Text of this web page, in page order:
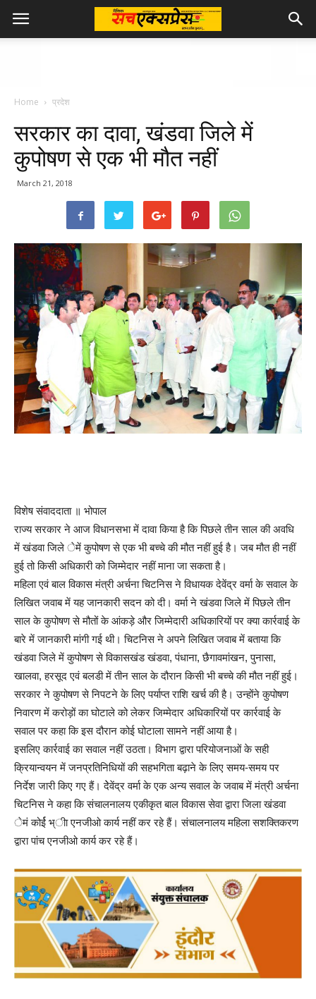
Home प्रदेश
सरकार का दावा, खंडवा जिले में
कुपोषण से एक भी मौत नहीं
March 21, 2018
विशेष संवाददाता ॥ भोपाल
राज्य सरकार ने आज विधानसभा में दावा किया है कि पिछले तीन साल की अवधि
में खंडवा जिले ेमें कुपोषण से एक भी बच्चे की मौत नहीं हुई है। जब मौत ही नहीं
हुई तो किसी अधिकारी को जिम्मेदार नहीं माना जा सकता है।
महिला एवं बाल विकास मंत्री अर्चना चिटनिस ने विधायक देवेंद्र वर्मा के सवाल के
लिखित जवाब में यह जानकारी सदन को दी। वर्मा ने खंडवा जिले में पिछले तीन
साल के कुपोषण से मौतों के आंकड़े और जिम्मेदारी अधिकारियों पर क्या कार्रवाई के
बारे में जानकारी मांगी गई थी। चिटनिस ने अपने लिखित जवाब में बताया कि
खंडवा जिले में कुपोषण से विकासखंड खंडवा, पंधाना, छैगावमांखन, पुनासा,
खालवा, हरसूद एवं बलडी में तीन साल के दौरान किसी भी बच्चे की मौत नहीं हुई।
सरकार ने कुपोषण से निपटने के लिए पर्याप्त राशि खर्च की है। उन्होंने कुपोषण
निवारण में करोड़ों का घोटाले को लेकर जिम्मेदार अधिकारियों पर कार्रवाई के
सवाल पर कहा कि इस दौरान कोई घोटाला सामने नहीं आया है।
इसलिए कार्रवाई का सवाल नहीं उठता। विभाग द्वारा परियोजनाओं के सही
क्रियान्वयन में जनप्रतिनिधियों की सहभगिता बढ़ाने के लिए समय-समय पर
निर्देश जारी किए गए हैं। देेवेंद्र वर्मा के एक अन्य सवाल के जवाब में मंत्री अर्चना
चिटनिस ने कहा कि संचालनालय एकीकृत बाल विकास सेवा द्वारा जिला खंडवा
ेमं कोर्ई भ्ीा एनजीओ कार्य नहीं कर रहे हैं। संचालनालय महिला सशक्तिकरण
द्वारा पांच एनजीओ कार्य कर रहे हैं।